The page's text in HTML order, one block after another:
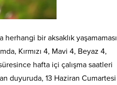
bir aksaklık yaşamaması
Kırmızı 4, Mavi 4, Beyaz 4,
hafta içi çalışma saatleri
duyuruda, 13 Haziran Cumartesi